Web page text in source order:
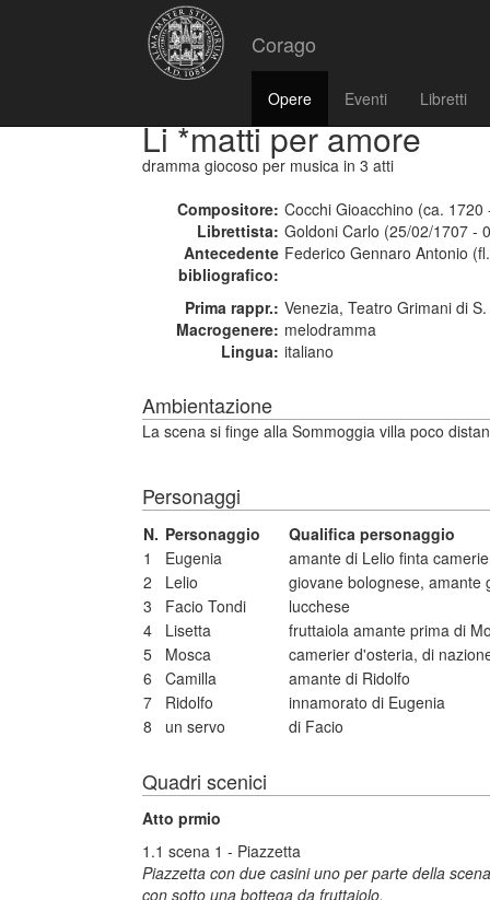
Corago
Opere Eventi Libretti
Li *matti per amore
dramma giocoso per musica in 3 atti
Compositore: Cocchi Gioacchino (ca.
Librettista: Goldoni Carlo (25/02/1707 -
Antecedente
bibliografico:
Federico Gennaro Antonio
Prima rappr.: Venezia, Teatro Grimani di
Macrogenere: melodramma
Lingua: italiano
Ambientazione
La scena si finge alla Sommoggia villa poco
Personaggi
N. Personaggio
Qualifica personaggio
1
Eugenia
amante di Lelio finta
2
Lelio
giovane bolognese, amante
3
Facio Tondi
lucchese
4
Lisetta
fruttaiola amante prima di
5
Mosca
camerier d'osteria, di
6
Camilla
amante di Ridolfo
7
Ridolfo
innamorato di Eugenia
8
un servo di Facio
Quadri scenici
Atto prmio
1.1 scena 1 - Piazzetta
Piazzetta con due casini uno per parte della
con sotto una bottega da fruttaiolo.